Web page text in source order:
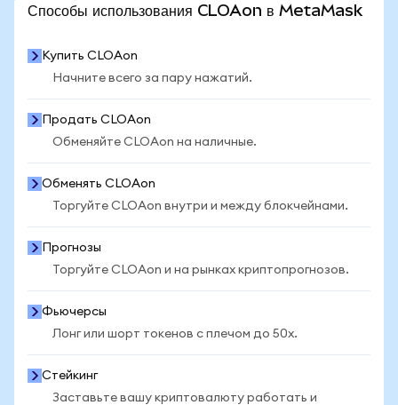
Способы использования CLOAon в MetaMask
Купить CLOAon
Начните всего за пару нажатий.
Продать CLOAon
Обменяйте CLOAon на наличные.
Обменять CLOAon
Торгуйте CLOAon внутри и между блокчейнами.
Прогнозы
Торгуйте CLOAon и на рынках криптопрогнозов.
Фьючерсы
Лонг или шорт токенов с плечом до 50x.
Стейкинг
Заставьте вашу криптовалюту работать и